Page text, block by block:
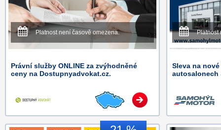
Platnost není časově omezena.
Právní služby ONLINE za zvýhodněné
ceny na Dostupnyadvokat.cz.
Platnost
Sleva na
autosalonech